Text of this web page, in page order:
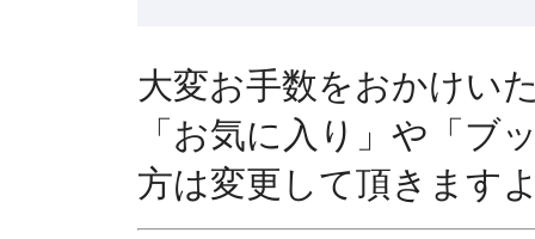
大変お手数をおかけい
「お気に入り」や「ブ
方は変更して頂きます